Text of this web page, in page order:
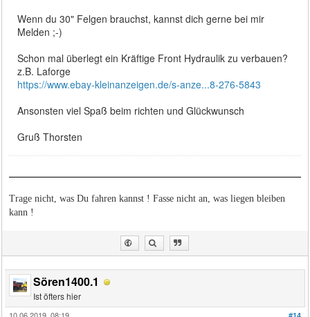
Wenn du 30" Felgen brauchst, kannst dich gerne bei mir
Melden ;-)
Schon mal überlegt ein Kräftige Front Hydraulik zu verbauen?
z.B. Laforge
https://www.ebay-kleinanzeigen.de/s-anze...8-276-5843
Ansonsten viel Spaß beim richten und Glückwunsch
Gruß Thorsten
Trage nicht, was Du fahren kannst ! Fasse nicht an, was liegen bleiben
kann !
Sören1400.1
Ist öfters hier